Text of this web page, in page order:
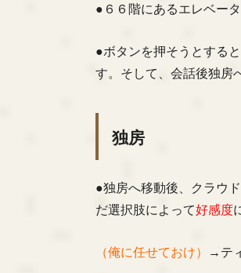
●６６階にあるエレベー
●ボタンを押そうとする
す。そして、会話後独房
独房
●独房へ移動後、クラウ
だ選択肢によって好感度
（俺に任せておけ） →テ